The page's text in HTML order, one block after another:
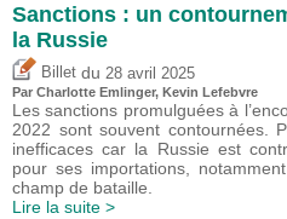
Sanctions : un
la Russie
Billet du 28 avril 2025
Par Charlotte Emlinger, Kevin Lefebvre
Les sanctions promulguées à
2022 sont souvent contournées.
inefficaces car la Russie est
pour ses importations,
champ de bataille.
Lire la suite >